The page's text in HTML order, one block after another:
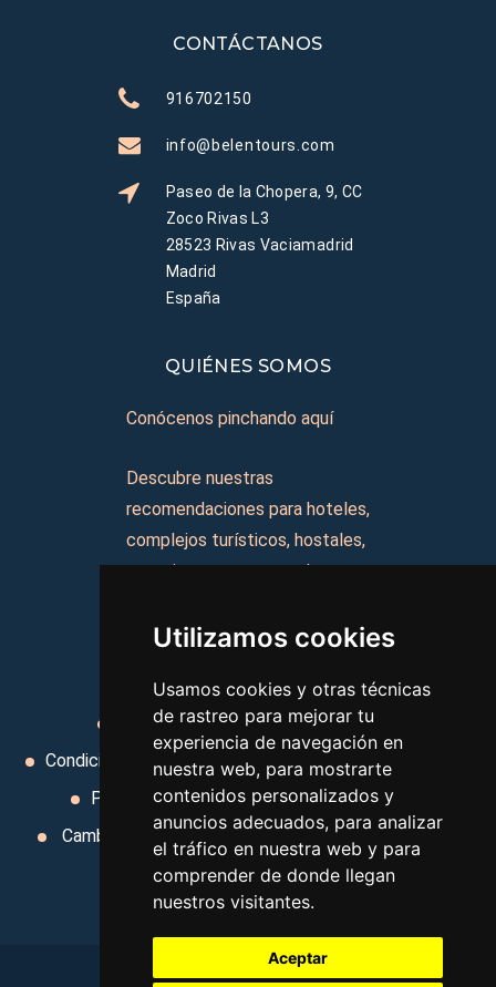
Utilizamos cookies
Usamos cookies y otras técnicas
de rastreo para mejorar tu
experiencia de navegación en
nuestra web, para mostrarte
contenidos personalizados y
anuncios adecuados, para analizar
el tráfico en nuestra web y para
comprender de donde llegan
nuestros visitantes.
Aceptar
CONTÁCTANOS
916702150
info@belentours.com
Paseo de la Chopera, 9, CC
Zoco Rivas L3
28523 Rivas Vaciamadrid
Madrid
España
QUIÉNES SOMOS
Conócenos pinchando aquí
Descubre nuestras
recomendaciones para hoteles,
complejos turísticos, hostales,
vacaciones, paquetes de
Aviso legal
Condiciones de uso
Condiciones Generales
Ley de Viajes Combinados
Política de privacidad
Uso de cookies
Cambiar preferencias de cookies
Area privada
Contacto